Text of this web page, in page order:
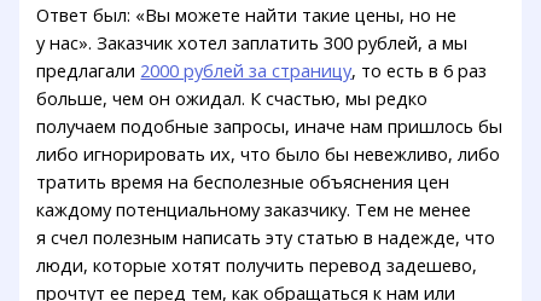
Ответ был: «Вы можете найти такие цены, но не
у нас». Заказчик хотел заплатить 300 рублей, а мы
предлагали 2000 рублей за страницу, то есть в 6 раз
больше, чем он ожидал. К счастью, мы редко
получаем подобные запросы, иначе нам пришлось бы
либо игнорировать их, что было бы невежливо, либо
тратить время на бесполезные объяснения цен
каждому потенциальному заказчику. Тем не менее
я счел полезным написать эту статью в надежде, что
люди, которые хотят получить перевод задешево,
прочтут ее перед тем, как обращаться к нам или